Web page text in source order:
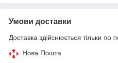
Умови доставки
Доставка здійснюється тільки по
Нова Пошта